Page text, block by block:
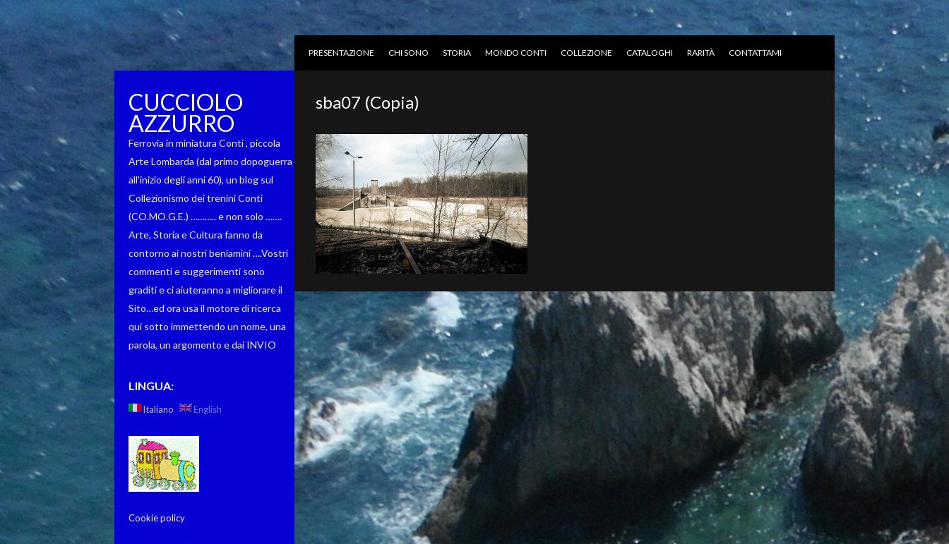
PRESENTAZIONE CHI SONO STORIA MONDO CONTI COLLEZIONE CATALOGHI RARITÀ CONTATTAMI
CUCCIOLO
AZZURRO
Ferrovia in miniatura Conti , piccola
Arte Lombarda (dal primo dopoguerra
all'inizio degli anni 60), un blog sul
Collezionismo dei trenini Conti
(CO.MO.G.E.) ……….. e non solo …….
Arte, Storia e Cultura fanno da
contorno ai nostri beniamini ….Vostri
commenti e suggerimenti sono
graditi e ci aiuteranno a migliorare il
Sito…ed ora usa il motore di ricerca
qui sotto immettendo un nome, una
parola, un argomento e dai INVIO
LINGUA:
Italiano English
Cookie policy
sba07 (Copia)